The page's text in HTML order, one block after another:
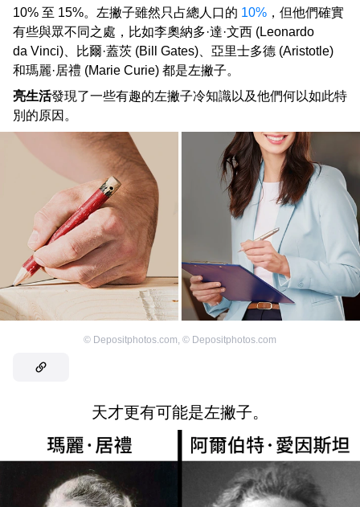
10% 至 15%。左撇子雖然只占總人口的 10% ，但他們確實
有些與眾不同之處，比如李奧納多·達·文西 (Leonardo
da Vinci)、比爾·蓋茨 (Bill Gates)、亞里士多德 (Aristotle)
和瑪麗·居禮 (Marie Curie) 都是左撇子。
亮生活發現了一些有趣的左撇子冷知識以及他們何以如此特
別的原因。
© Depositphotos.com, © Depositphotos.com
天才更有可能是左撇子。